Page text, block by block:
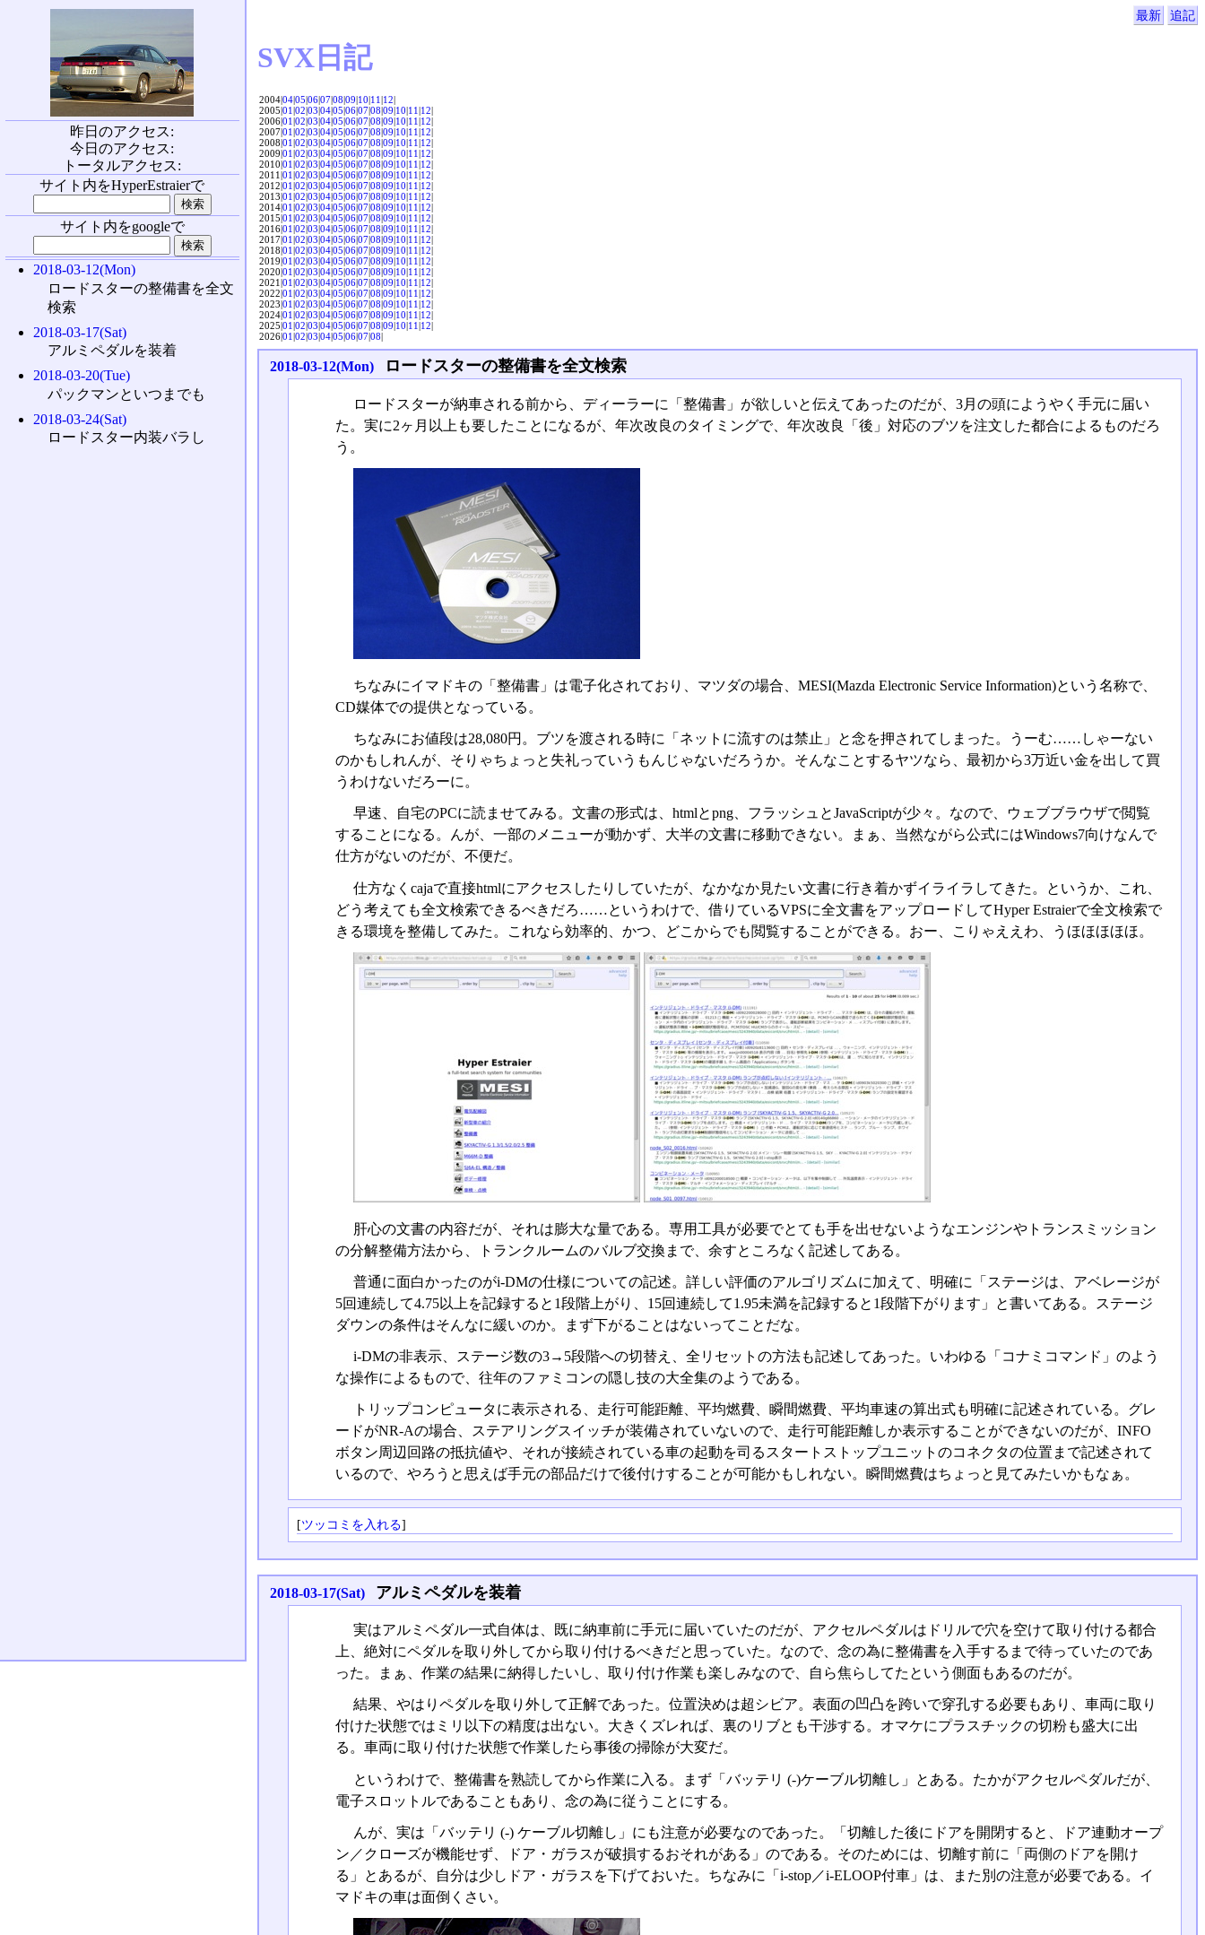
最新 追記
SVX日記
2004|04|05|06|07|08|09|10|11|12|
2005|01|02|03|04|05|06|07|08|09|10|11|12|
2006|01|02|03|04|05|06|07|08|09|10|11|12|
2007|01|02|03|04|05|06|07|08|09|10|11|12|
2008|01|02|03|04|05|06|07|08|09|10|11|12|
2009|01|02|03|04|05|06|07|08|09|10|11|12|
2010|01|02|03|04|05|06|07|08|09|10|11|12|
2011|01|02|03|04|05|06|07|08|09|10|11|12|
2012|01|02|03|04|05|06|07|08|09|10|11|12|
2013|01|02|03|04|05|06|07|08|09|10|11|12|
2014|01|02|03|04|05|06|07|08|09|10|11|12|
2015|01|02|03|04|05|06|07|08|09|10|11|12|
2016|01|02|03|04|05|06|07|08|09|10|11|12|
2017|01|02|03|04|05|06|07|08|09|10|11|12|
2018|01|02|03|04|05|06|07|08|09|10|11|12|
2019|01|02|03|04|05|06|07|08|09|10|11|12|
2020|01|02|03|04|05|06|07|08|09|10|11|12|
2021|01|02|03|04|05|06|07|08|09|10|11|12|
2022|01|02|03|04|05|06|07|08|09|10|11|12|
2023|01|02|03|04|05|06|07|08|09|10|11|12|
2024|01|02|03|04|05|06|07|08|09|10|11|12|
2025|01|02|03|04|05|06|07|08|09|10|11|12|
2026|01|02|03|04|05|06|07|08|
2018-03-12(Mon) ロードスターの整備書を全文検索
ロードスターが納車される前から、ディーラーに「整備書」が欲しいと伝えてあったのだが、3月の頭にようやく手元に届い
た。実に2ヶ月以上も要したことになるが、年次改良のタイミングで、年次改良「後」対応のブツを注文した都合によるものだろ
う。
ちなみにイマドキの「整備書」は電子化されており、マツダの場合、MESI(Mazda Electronic Service Information)という名称で、
CD媒体での提供となっている。
ちなみにお値段は28,080円。ブツを渡される時に「ネットに流すのは禁止」と念を押されてしまった。うーむ……しゃーない
のかもしれんが、そりゃちょっと失礼っていうもんじゃないだろうか。そんなことするヤツなら、最初から3万近い金を出して買
うわけないだろーに。
早速、自宅のPCに読ませてみる。文書の形式は、htmlとpng、フラッシュとJavaScriptが少々。なので、ウェブブラウザで閲覧
することになる。んが、一部のメニューが動かず、大半の文書に移動できない。まぁ、当然ながら公式にはWindows7向けなんで
仕方がないのだが、不便だ。
仕方なくcajaで直接htmlにアクセスしたりしていたが、なかなか見たい文書に行き着かずイライラしてきた。というか、これ、
どう考えても全文検索できるべきだろ……というわけで、借りているVPSに全文書をアップロードしてHyper Estraierで全文検索で
きる環境を整備してみた。これなら効率的、かつ、どこからでも閲覧することができる。おー、こりゃええわ、うほほほほほ。
肝心の文書の内容だが、それは膨大な量である。専用工具が必要でとても手を出せないようなエンジンやトランスミッション
の分解整備方法から、トランクルームのバルブ交換まで、余すところなく記述してある。
普通に面白かったのがi-DMの仕様についての記述。詳しい評価のアルゴリズムに加えて、明確に「ステージは、アベレージが
5回連続して4.75以上を記録すると1段階上がり、15回連続して1.95未満を記録すると1段階下がります」と書いてある。ステージ
ダウンの条件はそんなに緩いのか。まず下がることはないってことだな。
i-DMの非表示、ステージ数の3→5段階への切替え、全リセットの方法も記述してあった。いわゆる「コナミコマンド」のよう
な操作によるもので、往年のファミコンの隠し技の大全集のようである。
トリップコンピュータに表示される、走行可能距離、平均燃費、瞬間燃費、平均車速の算出式も明確に記述されている。グレ
ードがNR-Aの場合、ステアリングスイッチが装備されていないので、走行可能距離しか表示することができないのだが、INFO
ボタン周辺回路の抵抗値や、それが接続されている車の起動を司るスタートストップユニットのコネクタの位置まで記述されて
いるので、やろうと思えば手元の部品だけで後付けすることが可能かもしれない。瞬間燃費はちょっと見てみたいかもなぁ。
[ツッコミを入れる]
2018-03-17(Sat) アルミペダルを装着
実はアルミペダル一式自体は、既に納車前に手元に届いていたのだが、アクセルペダルはドリルで穴を空けて取り付ける都合
上、絶対にペダルを取り外してから取り付けるべきだと思っていた。なので、念の為に整備書を入手するまで待っていたのであ
った。まぁ、作業の結果に納得したいし、取り付け作業も楽しみなので、自ら焦らしてたという側面もあるのだが。
結果、やはりペダルを取り外して正解であった。位置決めは超シビア。表面の凹凸を跨いで穿孔する必要もあり、車両に取り
付けた状態ではミリ以下の精度は出ない。大きくズレれば、裏のリブとも干渉する。オマケにプラスチックの切粉も盛大に出
る。車両に取り付けた状態で作業したら事後の掃除が大変だ。
というわけで、整備書を熟読してから作業に入る。まず「バッテリ (-)ケーブル切離し」とある。たかがアクセルペダルだが、
電子スロットルであることもあり、念の為に従うことにする。
んが、実は「バッテリ (-) ケーブル切離し」にも注意が必要なのであった。「切離した後にドアを開閉すると、ドア連動オープ
ン／クローズが機能せず、ドア・ガラスが破損するおそれがある」のである。そのためには、切離す前に「両側のドアを開け
る」とあるが、自分は少しドア・ガラスを下げておいた。ちなみに「i-stop／i-ELOOP付車」は、また別の注意が必要である。イ
マドキの車は面倒くさい。
昨日のアクセス:
今日のアクセス:
トータルアクセス:
サイト内をHyperEstraierで
サイト内をgoogleで
2018-03-12(Mon)
ロードスターの整備書を全文
検索
2018-03-17(Sat)
アルミペダルを装着
2018-03-20(Tue)
パックマンといつまでも
2018-03-24(Sat)
ロードスター内装バラし